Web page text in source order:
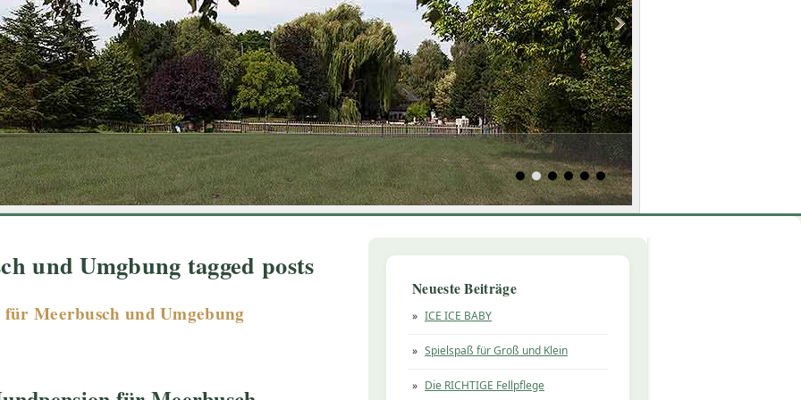
1 2 3 4 5 6
Neueste Beiträge
ICE ICE BABY
Spielspaß für Groß und Klein
Die RICHTIGE Fellpflege
und Umgbung tagged posts
Meerbusch und Umgebung